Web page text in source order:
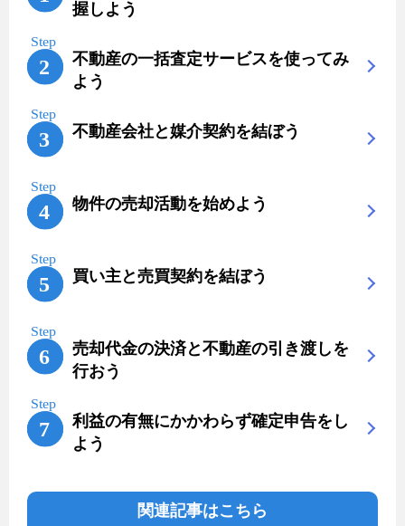
握しよう
不動産の一括査定サービスを使ってみ
よう
不動産会社と媒介契約を結ぼう
物件の売却活動を始めよう
買い主と売買契約を結ぼう
売却代金の決済と不動産の引き渡しを
行おう
利益の有無にかかわらず確定申告をし
よう
関連記事はこちら